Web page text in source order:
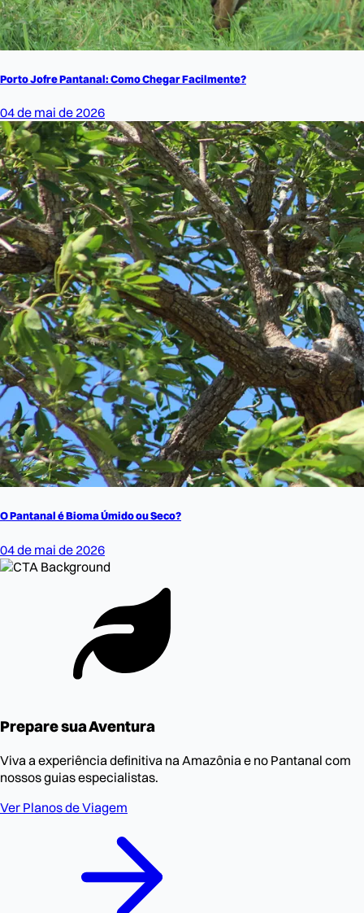
Porto Jofre Pantanal: Como Chegar Facilmente?
04 de mai de 2026
O Pantanal é Bioma Úmido ou Seco?
04 de mai de 2026
Prepare sua Aventura
Viva a experiência definitiva na Amazônia e no Pantanal com
nossos guias especialistas.
Ver Planos de Viagem